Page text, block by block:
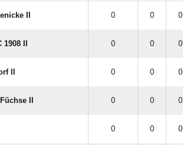
II 0 0 0
II 0 0 0
II 0 0 0
II 0 0 0
0 0 0